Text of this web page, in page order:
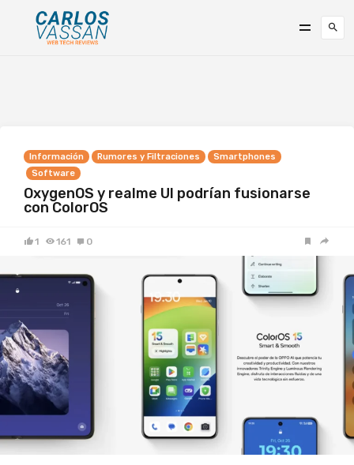
Información Rumores y Filtraciones
Smartphones
Software
OxygenOS y realme UI podrían fusionarse
con ColorOS
1 161 0